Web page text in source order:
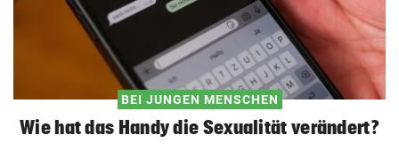
BEI JUNGEN MENSCHEN
Wie hat das Handy die Sexualität verändert?